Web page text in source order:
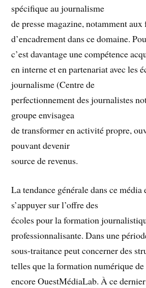
spécifique au journalisme
de presse magazine, notamment
d’encadrement dans ce domaine.
c’est davantage une compétence
en interne et en partenariat avec les
journalisme (Centre de
perfectionnement des journalistes
groupe envisagea
de transformer en activité propre,
pouvant devenir
source de revenus.
La tendance générale dans ce média
s’appuyer sur l’offre des
écoles pour la formation
professionnalisante. Dans une
sous-traitance peut concerner des
telles que la formation numérique
encore OuestMédiaLab. À ce dernier